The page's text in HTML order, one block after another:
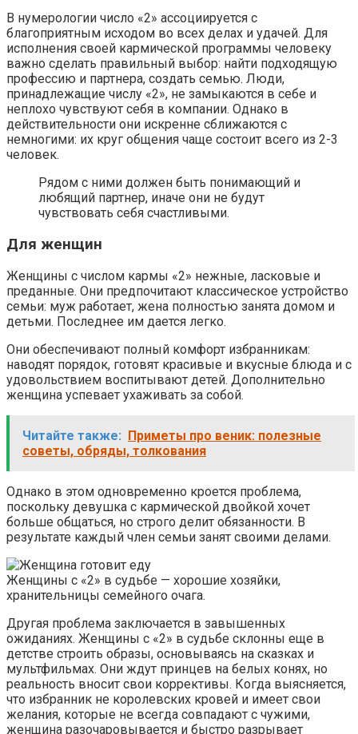
В нумерологии число «2» ассоциируется с
благоприятным исходом во всех делах и удачей. Для
исполнения своей кармической программы человеку
важно сделать правильный выбор: найти подходящую
профессию и партнера, создать семью. Люди,
принадлежащие числу «2», не замыкаются в себе и
неплохо чувствуют себя в компании. Однако в
действительности они искренне сближаются с
немногими: их круг общения чаще состоит всего из 2-3
человек.
Рядом с ними должен быть понимающий и
любящий партнер, иначе они не будут
чувствовать себя счастливыми.
Для женщин
Женщины с числом кармы «2» нежные, ласковые и
преданные. Они предпочитают классическое устройство
семьи: муж работает, жена полностью занята домом и
детьми. Последнее им дается легко.
Они обеспечивают полный комфорт избранникам:
наводят порядок, готовят красивые и вкусные блюда и с
удовольствием воспитывают детей. Дополнительно
женщина успевает ухаживать за собой.
Читайте также: Приметы про веник: полезные
советы, обряды, толкования
Однако в этом одновременно кроется проблема,
поскольку девушка с кармической двойкой хочет
больше общаться, но строго делит обязанности. В
результате каждый член семьи занят своими делами.
Женщины с «2» в судьбе — хорошие хозяйки,
хранительницы семейного очага.
Другая проблема заключается в завышенных
ожиданиях. Женщины с «2» в судьбе склонны еще в
детстве строить образы, основываясь на сказках и
мультфильмах. Они ждут принцев на белых конях, но
реальность вносит свои коррективы. Когда выясняется,
что избранник не королевских кровей и имеет свои
желания, которые не всегда совпадают с чужими,
женщина разочаровывается и быстро разрывает